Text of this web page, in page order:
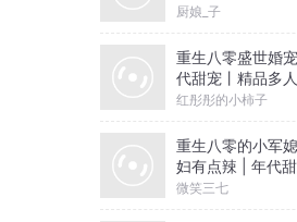
厨娘_子
重生八零盛世婚
代甜宠丨精品多
剧
红彤彤的小柿子
重生八零的小军
妇有点辣 | 年代
费
微笑三七